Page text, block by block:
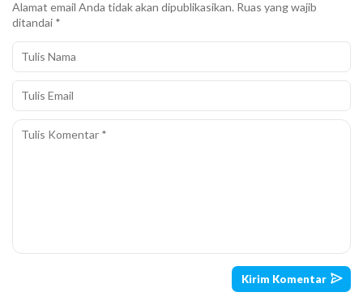
Alamat email Anda tidak akan dipublikasikan. Ruas yang wajib
ditandai *